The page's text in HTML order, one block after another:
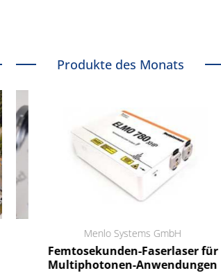
Produkte des Monats
Menlo Systems GmbH
Femtosekunden-Faserlaser für
Multiphotonen-Anwendungen